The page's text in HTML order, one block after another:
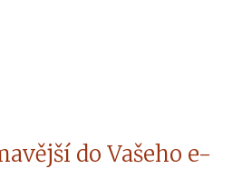
do Vašeho e-